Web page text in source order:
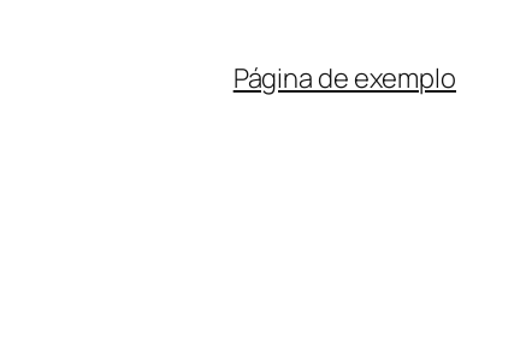
Página de exemplo